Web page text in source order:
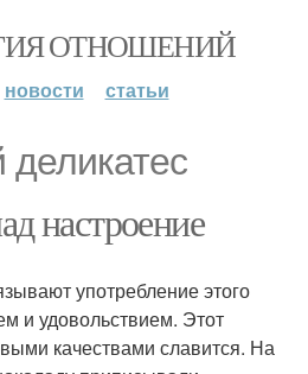
ОТНОШЕНИЙ
новости статьи
настроение
употребление этого
и удовольствием. Этот
качествами славится. На